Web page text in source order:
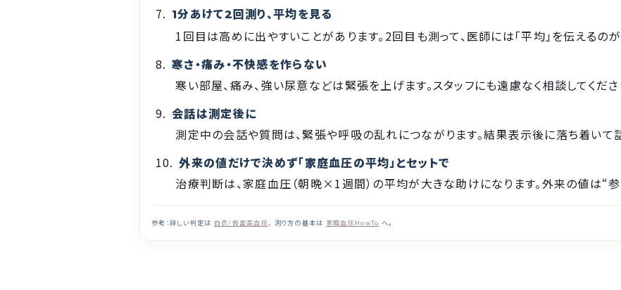
1分あけて2回測り、平均を見る
1回目は高めに出やすいことがあります。2回目も測って、医師には「平均」を伝えるの
寒さ・痛み・不快感を作らない
寒い部屋、痛み、強い尿意などは緊張を上げます。スタッフにも遠慮なく相談してくださ
会話は測定後に
測定中の会話や質問は、緊張や呼吸の乱れにつながります。結果表示後に落ち着いて
外来の値だけで決めず「家庭血圧の平均」とセットで
治療判断は、家庭血圧（朝晩×1週間）の平均が大きな助けになります。外来の値は“
参考：詳しい判定は 白衣/仮面高血圧、 測り方の基本は 家庭血圧HowTo へ。